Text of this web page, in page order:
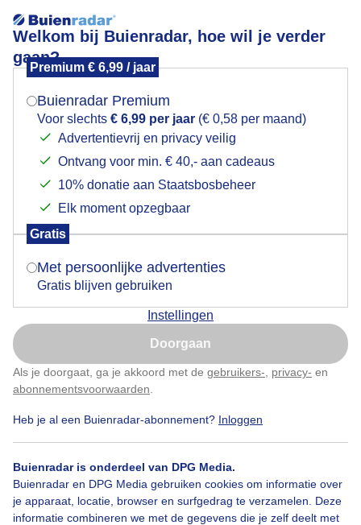
Welkom bij Buienradar, hoe wil je verder
gaan?
Premium € 6,99 / jaar
Buienradar Premium
Voor slechts € 6,99 per jaar (€ 0,58 per maand)
Advertentievrij en privacy veilig
Ontvang voor min. € 40,- aan cadeaus
10% donatie aan Staatsbosbeheer
Elk moment opzegbaar
Gratis
Met persoonlijke advertenties
Gratis blijven gebruiken
Instellingen
Doorgaan
Als je doorgaat, ga je akkoord met de gebruikers- privacy- en
abonnementsvoorwaarden
Heb je al een Buienradar-abonnement? Inloggen
Buienradar is onderdeel van DPG Media.
Buienradar en DPG Media gebruiken cookies om informatie over
je apparaat, locatie, browser en surfgedrag te verzamelen. Deze
informatie combineren we met de gegevens die je zelf deelt met
Zonnig, broeierig, nevelig boven zee
Door: ria brasser Gemaakt: 13-08-2025, 29x bekeken
Neveligbovenzee Zonnig Broeierig
Bekijk slideshow
Mogen we je locatie gebruiken voor het
Indien je hier nog geen akkoord op hebt gegeven,
verschijnt er zo een pop-up uit je browser waarin
Is goed, toon de popup
Nu niet, misschien later
Klik hierom dit aan te passen